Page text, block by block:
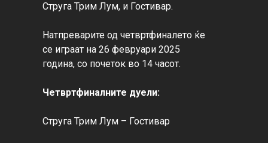
Струга Трим Лум, и Гостивар.
Натпреварите од четвртфиналето ќе
се играат на 26 февруари 2025
година, со почеток во 14 часот.
Четвртфиналните дуели:
Струга Трим Лум – Гостивар